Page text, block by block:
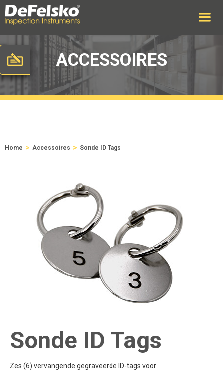
ACCESSOIRES
Home > Accessoires > Sonde ID Tags
Sonde ID Tags
Zes (6) vervangende gegraveerde ID-tags voor